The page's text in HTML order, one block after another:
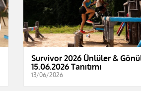
Survivor 2026 Ünlüler &
15.06.2026 Tanıtımı
13/06/2026